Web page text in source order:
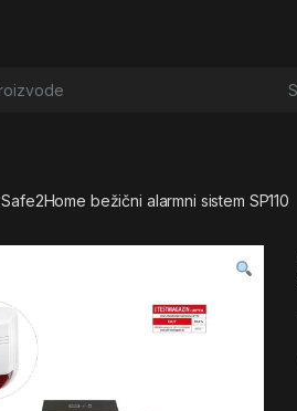
Safe2Home bežični alarmni sistem SP110